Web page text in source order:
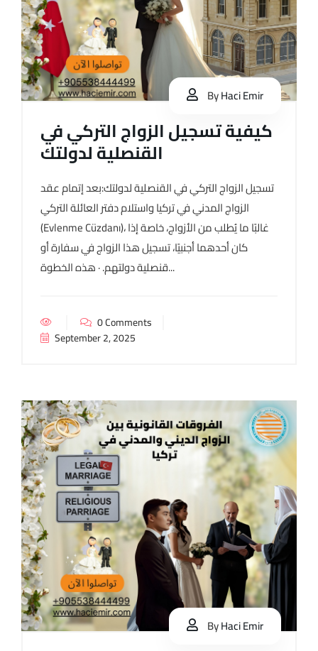
ByHaci Emir
كيفية تسجيل الزواج التركي في
القنصلية لدولتك
تسجيل الزواج التركي في القنصلية لدولتك:بعد إتمام عقد
الزواج المدني في تركيا واستلام دفتر العائلة التركي
(Evlenme Cüzdanı)، غالبًا ما يُطلب من الأزواج، خاصة إذا
كان أحدهما أجنبيًا، تسجيل هذا الزواج في سفارة أو
قنصلية دولتهم. · هذه الخطوة...
0 Comments
September 2, 2025
ByHaci Emir